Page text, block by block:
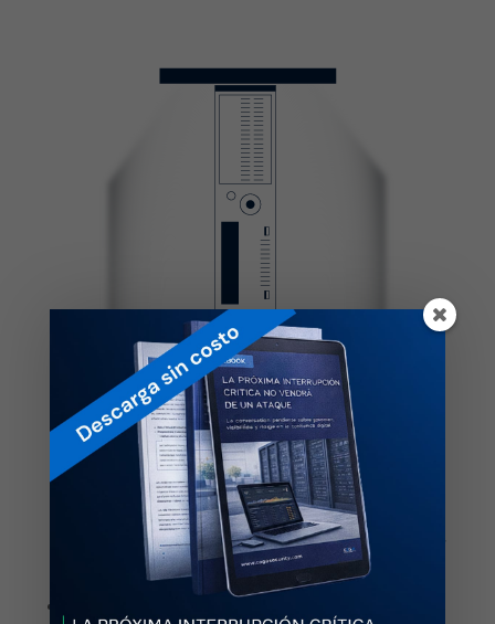
Conoce nuestro simulador virtual 100% funcional
En CEGA Security contamos con diferentes soluciones
HSM que nos ayudan a cubrir distintas necesidades,